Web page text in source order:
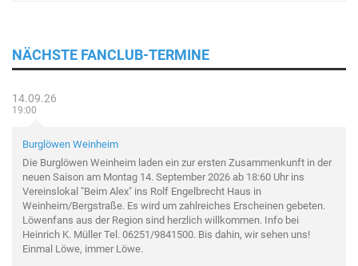
NÄCHSTE FANCLUB-TERMINE
14.09.26
19:00
Burglöwen Weinheim
Die Burglöwen Weinheim laden ein zur ersten Zusammenkunft in der
neuen Saison am Montag 14. September 2026 ab 18:60 Uhr ins
Vereinslokal "Beim Alex" ins Rolf Engelbrecht Haus in
Weinheim/Bergstraße. Es wird um zahlreiches Erscheinen gebeten.
Löwenfans aus der Region sind herzlich willkommen. Info bei
Heinrich K. Müller Tel. 06251/9841500. Bis dahin, wir sehen uns!
Einmal Löwe, immer Löwe.